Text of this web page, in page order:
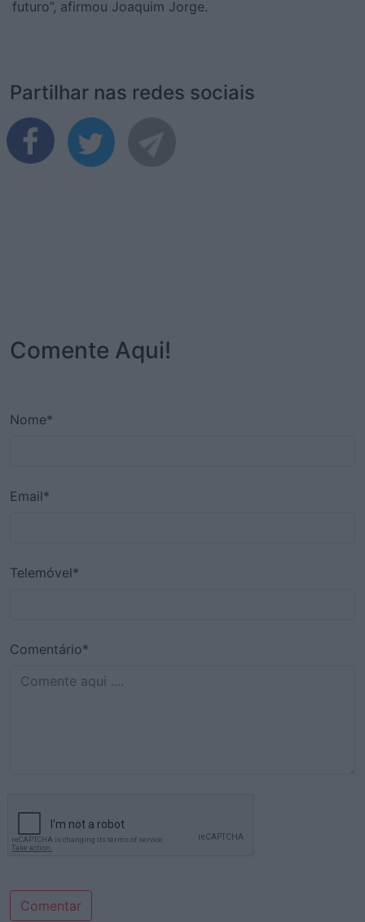
futuro”, afirmou Joaquim Jorge.
Partilhar nas redes sociais
Comente Aqui!
Nome*
Email*
Telemóvel*
Comentário*
Comentar